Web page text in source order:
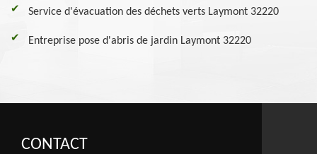
Service d'évacuation des déchets verts Laymont 32220
Entreprise pose d'abris de jardin Laymont 32220
CONTACT